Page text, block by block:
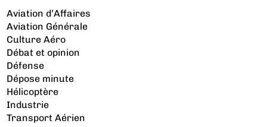
Aviation d’Affaires
Aviation Générale
Culture Aéro
Débat et opinion
Défense
Dépose minute
Hélicoptère
Industrie
Transport Aérien